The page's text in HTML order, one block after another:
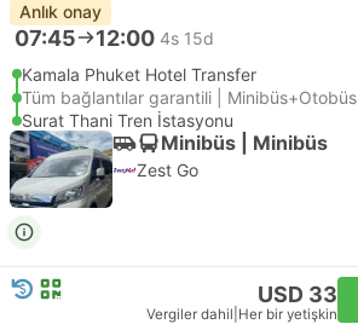
Anlık onay
07:45 12:00 4s 15d
Kamala Phuket Hotel Transfer
Tüm bağlantılar garantili | Minibüs+Otobüs
Surat Thani Tren İstasyonu
Minibüs | Minibüs
Zest Go
USD 33
Vergiler dahil Her bir yetişkin